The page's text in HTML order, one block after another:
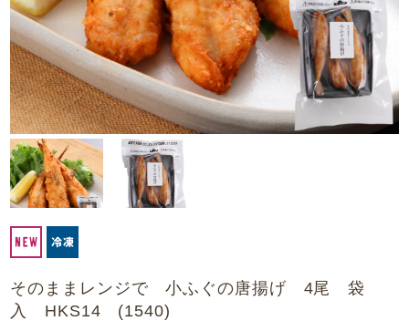
そのままレンジで 小ふぐの唐揚げ 4尾 袋
入 HKS14 (1540)